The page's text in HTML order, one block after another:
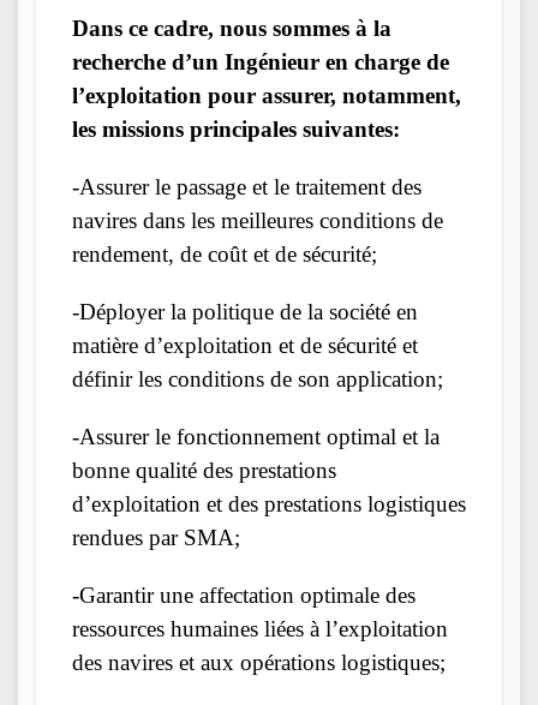
Dans ce cadre, nous sommes à la
recherche d’un Ingénieur en charge de
l’exploitation pour assurer, notamment,
les missions principales suivantes:
-Assurer le passage et le traitement des
navires dans les meilleures conditions de
rendement, de coût et de sécurité;
-Déployer la politique de la société en
matière d’exploitation et de sécurité et
définir les conditions de son application;
-Assurer le fonctionnement optimal et la
bonne qualité des prestations
d’exploitation et des prestations logistiques
rendues par SMA;
-Garantir une affectation optimale des
ressources humaines liées à l’exploitation
des navires et aux opérations logistiques;